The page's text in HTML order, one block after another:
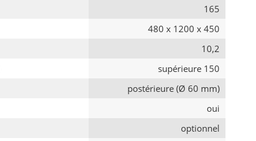
165
480 x 1200 x 450
10,2
supérieure 150
postérieure (Ø 60 mm)
oui
optionnel